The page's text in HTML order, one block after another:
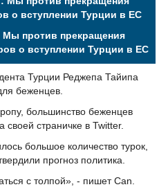
против прекращения
о вступлении Турции в ЕС
Турции Реджепа Тайипа
беженцев.
большинство беженцев
страничке в Twitter.
большое количество турок,
прогноз политика.
с толпой», - пишет Can.